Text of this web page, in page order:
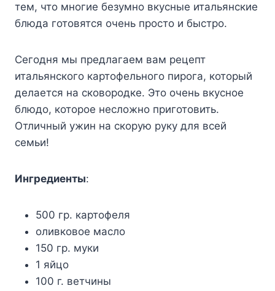
тем, что многие безумно вкусные итальянские
блюда готовятся очень просто и быстро.
Сегодня мы предлагаем вам рецепт
итальянского картофельного пирога, который
делается на сковородке. Это очень вкусное
блюдо, которое несложно приготовить.
Отличный ужин на скорую руку для всей
семьи!
Ингредиенты:
500 гр. картофеля
оливковое масло
150 гр. муки
1 яйцо
100 г. ветчины